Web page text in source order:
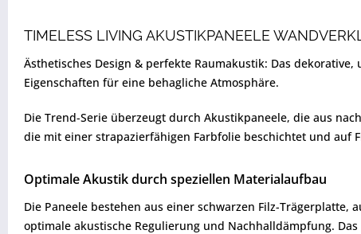
TIMELESS LIVING AKUSTIKPANEELE
Ästhetisches Design & perfekte Raumakustik: Das
Eigenschaften für eine behagliche Atmosphäre.
Die Trend-Serie überzeugt durch Akustikpaneele, die aus
die mit einer strapazierfähigen Farbfolie beschichtet und auf
Optimale Akustik durch speziellen Materialaufbau
Die Paneele bestehen aus einer schwarzen Filz-
optimale akustische Regulierung und Nachhalldämpfung.